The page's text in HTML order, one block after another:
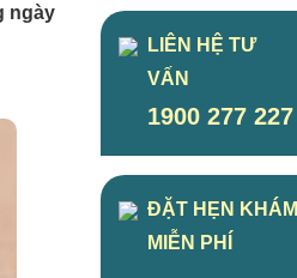
ngày
LIÊN HỆ TƯ
VẤN
1900 277 227
ĐẶT HẸN KHÁM
MIỄN PHÍ